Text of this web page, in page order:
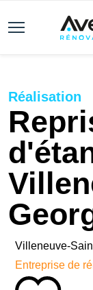
Réalisation
Villeneuve-
Entreprise de